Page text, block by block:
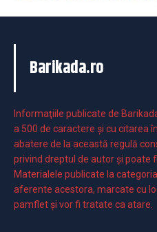
Barikada.ro
Informaţiile publicate de
a 500 de caractere şi cu citarea
abatere de la această regulă
privind dreptul de autor și poate
Materialele publicate la
aferente acestora, marcate cu
pamflet și vor fi tratate ca atare.